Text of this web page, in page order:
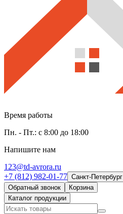
Время работы
Пн. - Пт.: с 8:00 до 18:00
Напишите нам
123@td-avrora.ru
+7 (812) 982-01-77 Санкт-Петербург
Обратный звонок
Корзина
Каталог продукции